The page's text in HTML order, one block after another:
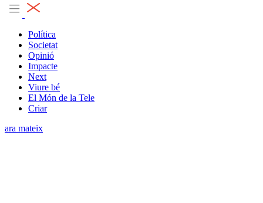
Política
Societat
Opinió
Impacte
Next
Viure bé
El Món de la Tele
Criar
ara mateix